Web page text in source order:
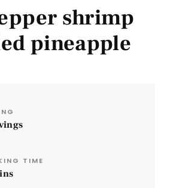
shrimp
pineapple
TIME